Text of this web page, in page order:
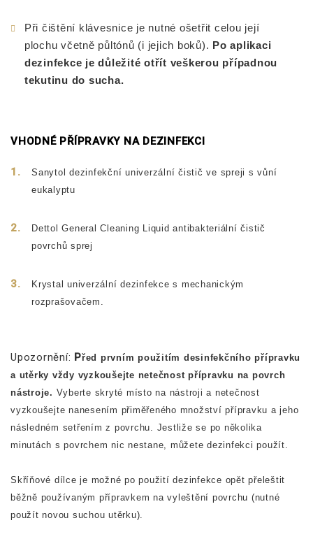
Při čištění klávesnice je nutné ošetřit celou její
plochu včetně půltónů (i jejich boků). Po aplikaci
dezinfekce je důležité otřít veškerou případnou
tekutinu do sucha.
VHODNÉ PŘÍPRAVKY NA DEZINFEKCI
Sanytol dezinfekční univerzální čistič ve spreji s vůní
eukalyptu
Dettol General Cleaning Liquid antibakteriální čistič
povrchů sprej
Krystal univerzální dezinfekce s mechanickým
rozprašovačem.
Upozornění: Před prvním použitím desinfekčního přípravku
a utěrky vždy vyzkoušejte netečnost přípravku na povrch
nástroje. Vyberte skryté místo na nástroji a netečnost
vyzkoušejte nanesením přiměřeného množství přípravku a jeho
následném setřením z povrchu. Jestliže se po několika
minutách s povrchem nic nestane, můžete dezinfekci použít.
Skříňové dílce je možné po použití dezinfekce opět přeleštit
běžně používaným přípravkem na vyleštění povrchu (nutné
použít novou suchou utěrku).